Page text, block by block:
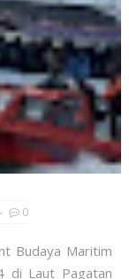
0
Budaya Maritim
di Laut Pagatan